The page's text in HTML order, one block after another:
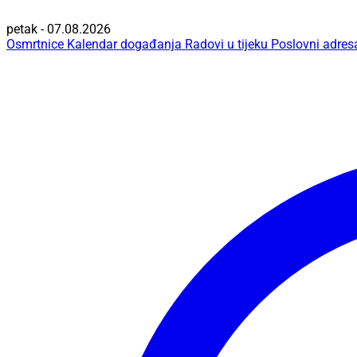
petak - 07.08.2026
Osmrtnice Kalendar događanja Radovi u tijeku Poslovni